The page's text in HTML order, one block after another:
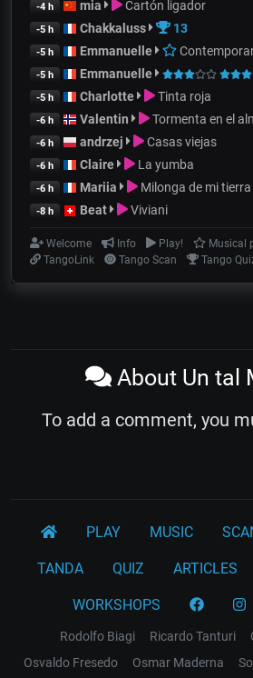
-4 h mia Cartón ligador
-5 h Chakkaluss 13
-5 h Emmanuelle
-5 h Emmanuelle
-5 h Charlotte Tinta roja
-6 h Valentin Tormenta en el
-6 h andrzej Casas viejas
-6 h Claire La yumba
-6 h Mariia Milonga de mi tierra
-8 h Beat Viviani
Welcome Info Play!
Musical
TangoLink
Tango Scan Tango
About Un tal
To add a comment, you
PLAY MUSIC
TANDA QUIZ ARTICLES
WORKSHOPS
Rodolfo Biagi Ricardo Tanturi
Osvaldo Fresedo
Osmar Maderna